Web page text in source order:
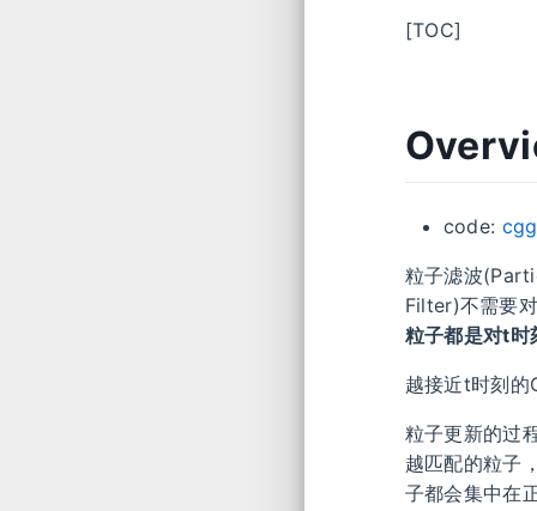
[TOC]
code:
粒子滤波
Filter)不需要
粒子都是对t时
越接近t时刻
粒子更新的过
越匹配的粒子
子都会集中在